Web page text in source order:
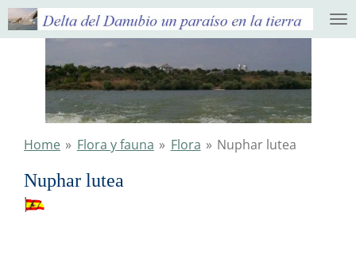
Ga
direct
hoofdinhoud
Home » Flora y fauna » Flora » Nuphar lutea
Nuphar lutea